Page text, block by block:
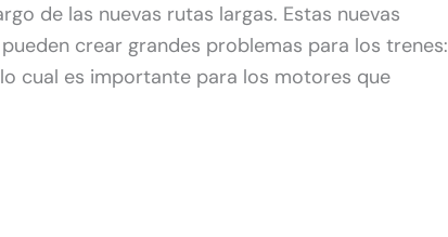
de las nuevas rutas largas. Estas nuevas
crear grandes problemas para los trenes:
cual es importante para los motores que